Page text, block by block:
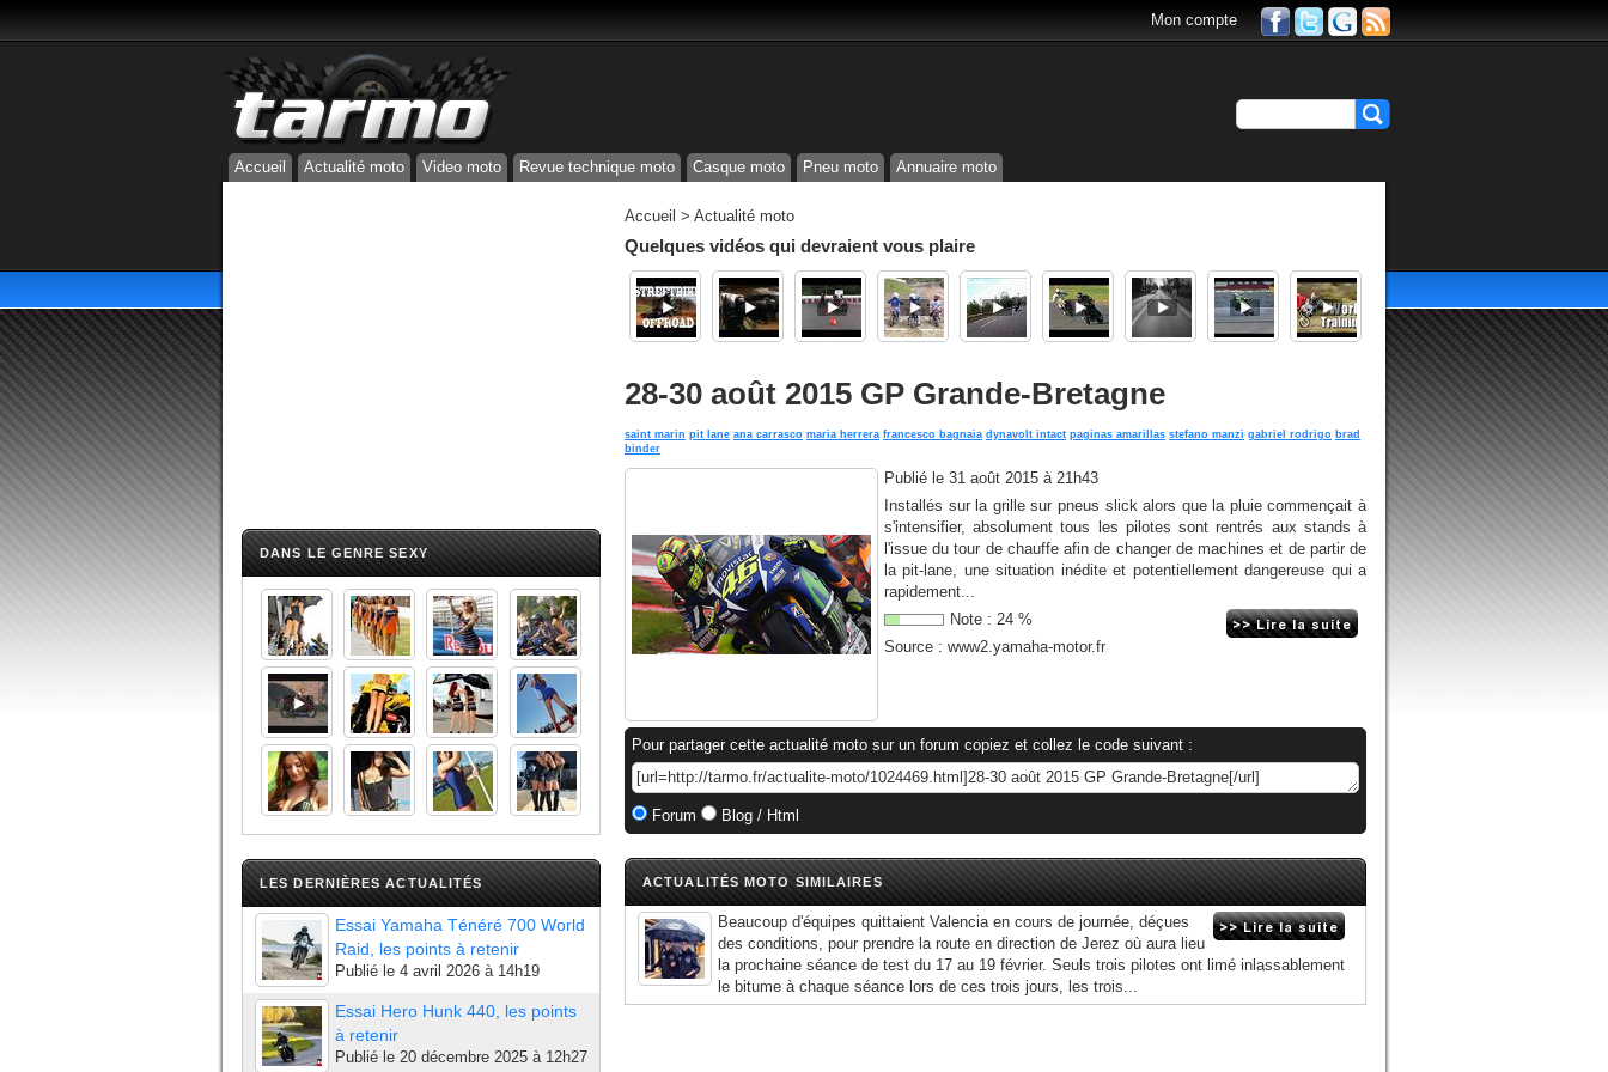
Mon compte
Accueil Actualité moto Video moto Revue technique moto Casque moto Pneu moto Annuaire moto
DANS LE GENRE SEXY
LES DERNIÈRES ACTUALITÉS
Essai Yamaha Ténéré 700 World
Raid, les points à retenir
Publié le 4 avril 2026 à 14h19
Essai Hero Hunk 440, les points
à retenir
Publié le 20 décembre 2025 à 12h27
Accueil > Actualité moto
Quelques vidéos qui devraient vous plaire
28-30 août 2015 GP Grande-Bretagne
saint marin pit lane ana carrasco maria herrera francesco bagnaia dynavolt intact paginas amarillas stefano manzi gabriel rodrigo brad
binder
Publié le 31 août 2015 à 21h43
Installés sur la grille sur pneus slick alors que la pluie commençait à
s'intensifier, absolument tous les pilotes sont rentrés aux stands à
l'issue du tour de chauffe afin de changer de machines et de partir de
la pit-lane, une situation inédite et potentiellement dangereuse qui a
rapidement...
Note : 24 %
Source : www2.yamaha-motor.fr
Pour partager cette actualité moto sur un forum copiez et collez le code suivant :
Forum Blog / Html
ACTUALITÉS MOTO SIMILAIRES
Beaucoup d'équipes quittaient Valencia en cours de journée, déçues
des conditions, pour prendre la route en direction de Jerez où aura lieu
la prochaine séance de test du 17 au 19 février. Seuls trois pilotes ont limé inlassablement
le bitume à chaque séance lors de ces trois jours, les trois...